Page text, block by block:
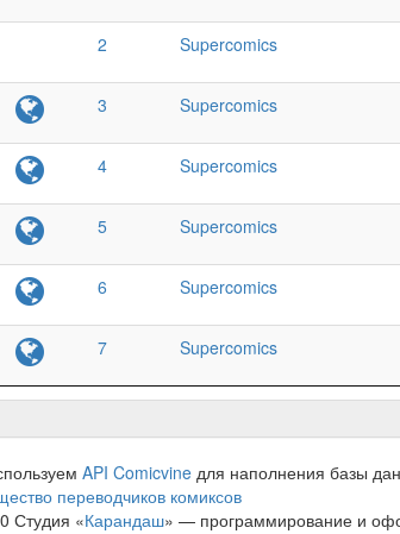
2 Supercomics
3 Supercomics
4 Supercomics
5 Supercomics
6 Supercomics
7 Supercomics
API Comicvine для наполнения базы
переводчиков комиксов
Студия «Карандаш» — программирование и